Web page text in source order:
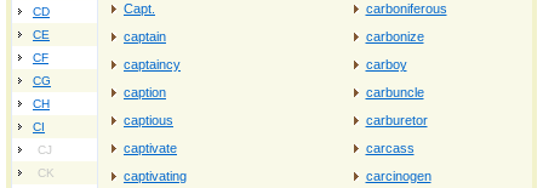
CD
CE
CF
CG
CH
CI
CJ
CK
Capt.
captain
captaincy
caption
captious
captivate
captivating
carboniferous
carbonize
carboy
carbuncle
carburetor
carcass
carcinogen